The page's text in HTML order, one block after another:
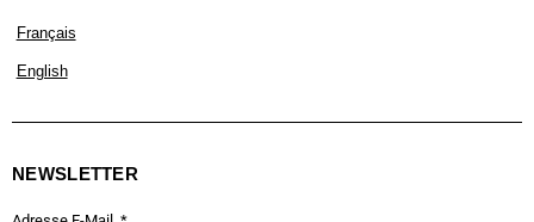
Français
English
NEWSLETTER